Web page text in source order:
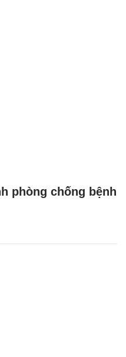
phòng chống bệnh